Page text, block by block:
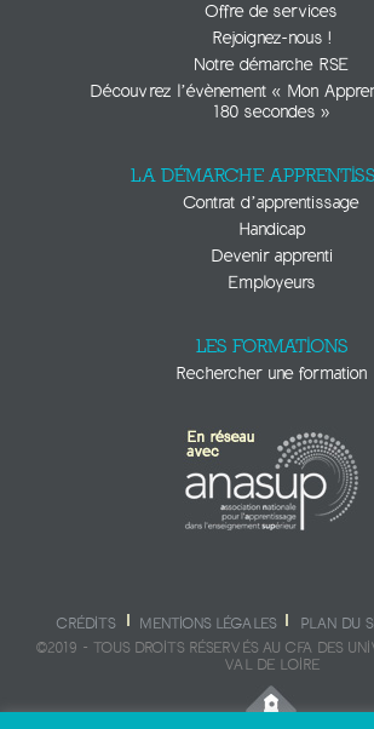
Offre de services
Rejoignez-nous !
Notre démarche RSE
Découvrez l’évènement « Mon
180 secondes »
LA DÉMARCHE
Contrat d’apprentissage
Handicap
Devenir apprenti
Employeurs
LES FORMATIONS
Rechercher une formation
CRÉDITS MENTIONS LÉGALES PLAN DU
©2019 - TOUS DROITS RÉSERVÉS AU CFA DES
VAL DE LOIRE